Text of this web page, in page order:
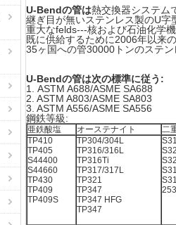
U-Bendの管は熱交換器システム
継ぎ目が無いステンレス製のU字
重大なfelds---核および石油化学機
既に供給するために2006年以来
35ヶ国への管30000トンのステン
U-Bendの管は次の標準に従う:
1. ASTM A688/ASME SA688
2. ASTM A803/ASME SA803
3. ASTM A556/ASME SA556
鋼鉄等級:
亜鉄酸塩 オーステナイト 二
TP410
TP405
S44400
S44660
TP430
TP409
TP409S
TP304/304L
TP316/316L
TP316Ti
TP317/317L
TP321
TP347
TP347 HFG
TP347